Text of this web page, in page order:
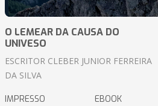
O LEMEAR DA CAUSA DO
UNIVESO
ESCRITOR CLEBER JUNIOR FERREIRA
DA SILVA
IMPRESSO EBOOK